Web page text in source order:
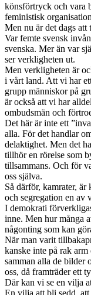
könsförtryck och vara
feministisk
Men nu är det dags
Var femte svensk
svenska. Mer än var
ser verkligheten ut.
Men verkligheten är
i vårt land. Att vi har
grupp människor på
är också att vi har
ombudsmän och
Det här är inte ett
alla. För det handlar
delaktighet. Men det
tillhör en rörelse som
tillsammans. Och för
oss själva.
Så därför, kamrater,
och segregation en av
I demokrati
inne. Men hur många
någonting som kan
När man varit
kanske inte på rak
samman alla de bilder
oss, då framträder ett
Där kan vi se en vilja
En vilja att bli sedd,